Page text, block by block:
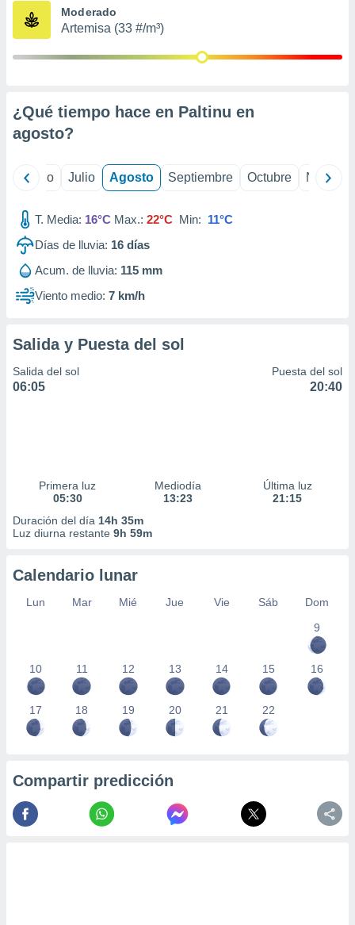
publicidad
1199
Moderado
Artemisa (33 #/m³)
¿Qué tiempo hace en Paltinu en
agosto?
Junio Julio Agosto Septiembre Octubre
T. Media: 16°C Max.: 22°C Min: 11°C
Días de lluvia: 16 días
Acum. de lluvia: 115 mm
Viento medio: 7 km/h
Salida y Puesta del sol
Salida del sol
06:05
Puesta del sol
20:40
Primera luz
05:30
Mediodía
13:23
Última luz
21:15
Duración del día 14h 35m
Luz diurna restante 9h 59m
Calendario lunar
Lun Mar Mié Jue Vie Sáb
Dom
9
10 11 12 13 14 15 16
17 18 19 20 21 22
Compartir predicción